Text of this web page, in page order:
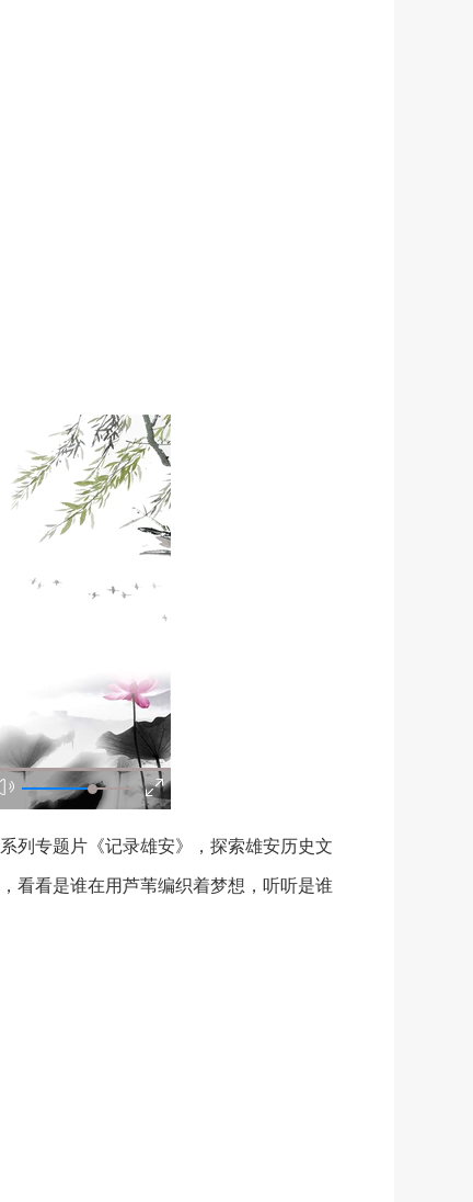
专题片《记录雄安》，探索雄安历史文
看看是谁在用芦苇编织着梦想，听听是谁